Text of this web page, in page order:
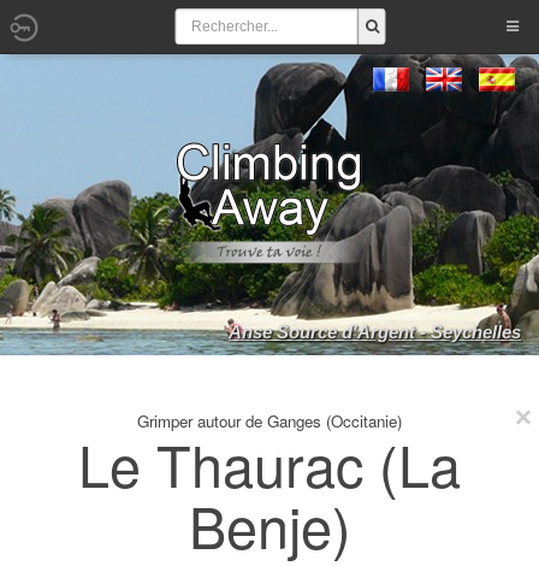
Anse Source d'Argent - Seychelles
Grimper autour de Ganges (Occitanie)
Le Thaurac (La
Benje)